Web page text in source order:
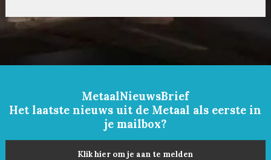
MetaalNieuwsBrief
Het laatste nieuws uit de Metaal als eerste in
je mailbox?
Klik hier om je aan te melden